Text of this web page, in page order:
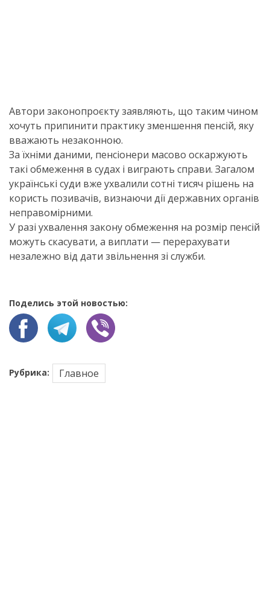
Автори законопроєкту заявляють, що таким чином
хочуть припинити практику зменшення пенсій, яку
вважають незаконною.
За їхніми даними, пенсіонери масово оскаржують
такі обмеження в судах і виграють справи. Загалом
українські суди вже ухвалили сотні тисяч рішень на
користь позивачів, визнаючи дії державних органів
неправомірними.
У разі ухвалення закону обмеження на розмір пенсій
можуть скасувати, а виплати — перерахувати
незалежно від дати звільнення зі служби.
Поделись этой новостью:
Рубрика: Главное